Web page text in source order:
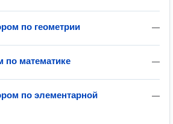
—
по геометрии
—
по математике
—
по элементарной